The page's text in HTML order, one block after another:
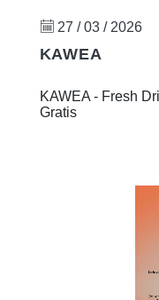
27 / 03 / 2026
KAWEA
KAWEA - Fresh
Gratis